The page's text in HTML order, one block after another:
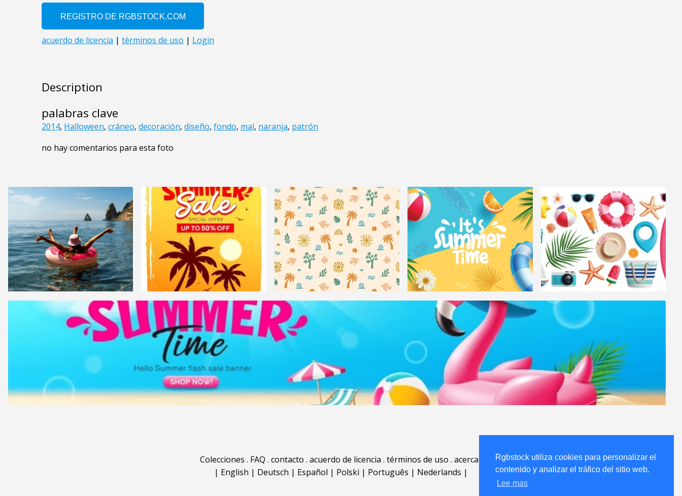
Rgbstock utiliza cookies para personalizar el
contenido y analizar el tráfico del sitio web.
Lee mas
Description
palabras clave
2014, Halloween, cráneo, decoración, diseño, fondo, mal, naranja, patrón
no hay comentarios para esta foto
Colecciones . FAQ . contacto . acuerdo de licencia . términos de uso . acerca
| English | Deutsch | Español | Polski | Português | Nederlands |